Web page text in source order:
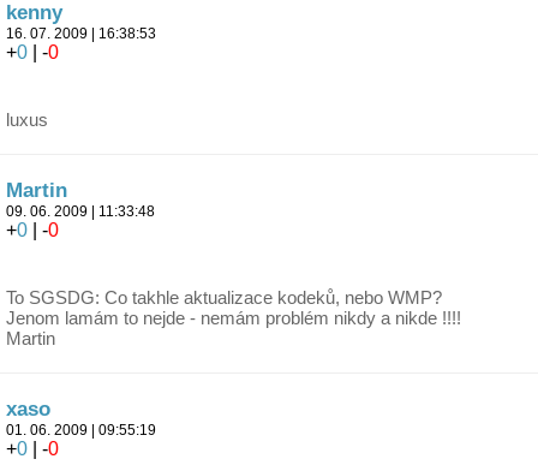
kenny
16. 07. 2009 | 16:38:53
+0 | -0
luxus
Martin
09. 06. 2009 | 11:33:48
+0 | -0
To SGSDG: Co takhle aktualizace kodeků, nebo WMP?
Jenom lamám to nejde - nemám problém nikdy a nikde !!!!
Martin
xaso
01. 06. 2009 | 09:55:19
+0 | -0